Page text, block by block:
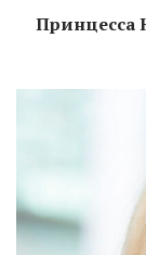
Принцесса